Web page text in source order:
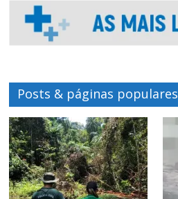
Posts & páginas populares